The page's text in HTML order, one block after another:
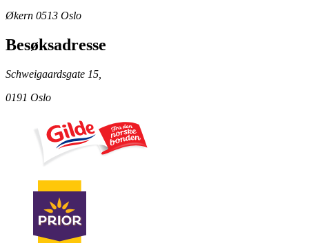
Økern 0513 Oslo
Besøksadresse
Schweigaardsgate 15,
0191 Oslo